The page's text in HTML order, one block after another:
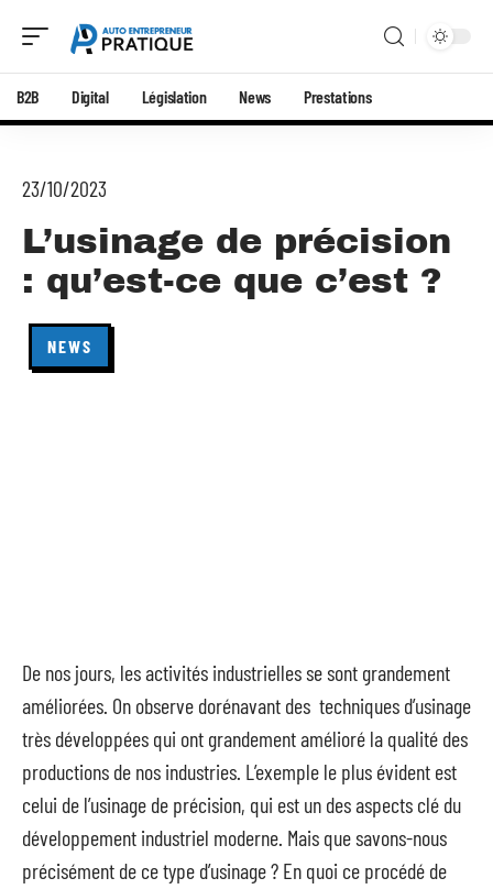
B2B Digital Législation News Prestations
23/10/2023
L’usinage de précision
: qu’est-ce que c’est ?
NEWS
De nos jours, les activités industrielles se sont grandement
améliorées. On observe dorénavant des techniques d’usinage
très développées qui ont grandement amélioré la qualité des
productions de nos industries. L’exemple le plus évident est
celui de l’usinage de précision, qui est un des aspects clé du
développement industriel moderne. Mais que savons-nous
précisément de ce type d’usinage ? En quoi ce procédé de